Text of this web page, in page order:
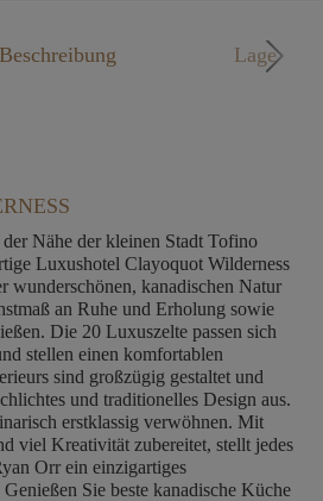
Beschreibung Lage
Nähe der kleinen Stadt Tofino
Luxushotel Clayoquot Wilderness
wunderschönen, kanadischen Natur
an Ruhe und Erholung sowie
Die 20 Luxuszelte passen sich
stellen einen komfortablen
sind großzügig gestaltet und
und traditionelles Design aus.
erstklassig verwöhnen. Mit
viel Kreativität zubereitet, stellt jedes
Orr ein einzigartiges
Sie beste kanadische Küche